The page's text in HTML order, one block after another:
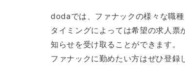
dodaでは、ファナックの様々な職
タイミングによっては希望の求人
知らせを受け取ることができます。
ファナックに勤めたい方はぜひ登録